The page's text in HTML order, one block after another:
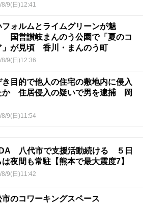
9(日)12:41
フォルムとライムグリーンが魅
国営讃岐まんのう公園で「夏のコ
」が見頃 香川・まんのう町
8/9(日)12:36
き目的で他人の住宅の敷地内に侵入
か 住居侵入の疑いで男を逮捕 岡
8/9(日)11:54
八代市で支援活動続ける ５日
夜間も常駐【熊本で最大震度7】
9(日)11:42
市のコワーキングスペース